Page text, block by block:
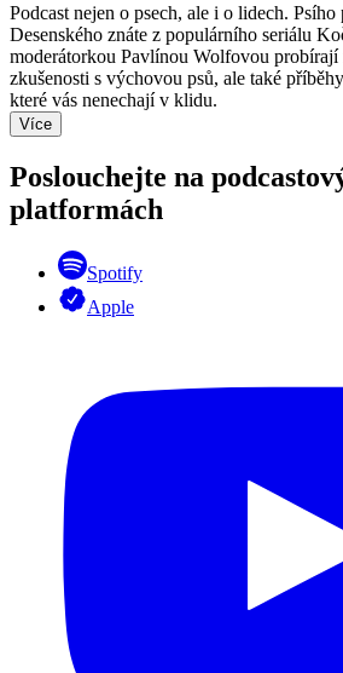
Podcast nejen o psech, ale i o lidech.
Desenského znáte z populárního seriálu
moderátorkou Pavlínou Wolfovou probírají
zkušenosti s výchovou psů, ale také
které vás nenechají v klidu.
Více
Poslouchejte na
platformách
Spotify
Apple